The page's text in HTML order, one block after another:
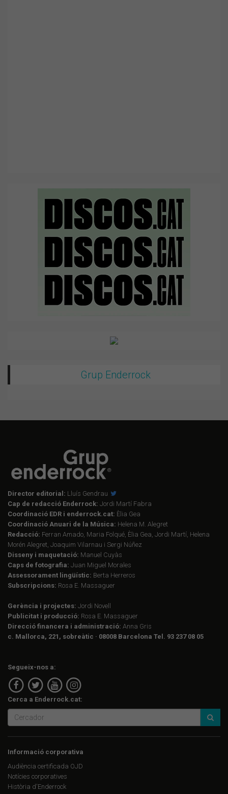
Grup Enderrock
Director editorial: Lluís Gendrau
Cap de redacció Enderrock: Jordi Martí Fabra
Coordinació EDR i enderrock.cat: Èlia Gea
Coordinació Anuari de la Música: Helena M. Alegret
Redacció: Ferran Amado, Maria Folqué, Èlia Gea, Jordi Martí, Helena
Morén Alegret, Joaquim Vilarnau i Sergi Núñez
Disseny i maquetació: Manuel Cuyàs
Caps de fotografia: Juan Miguel Morales
Assessorament lingüístic: Berta Herreros
Subscripcions: Rosa E. Massaguer
Gerència i projectes: Jordi Novell
Publicitat i producció: Rosa E. Massaguer
Direcció financera i administració: Anna Gris
c. Mallorca, 221, sobreàtic · 08008 Barcelona Tel. 93 237 08 05
Segueix-nos a:
Cerca a Enderrock.cat:
Informació corporativa
Audiència certificada OJD
Notícies corporatives
Història d'Enderrock